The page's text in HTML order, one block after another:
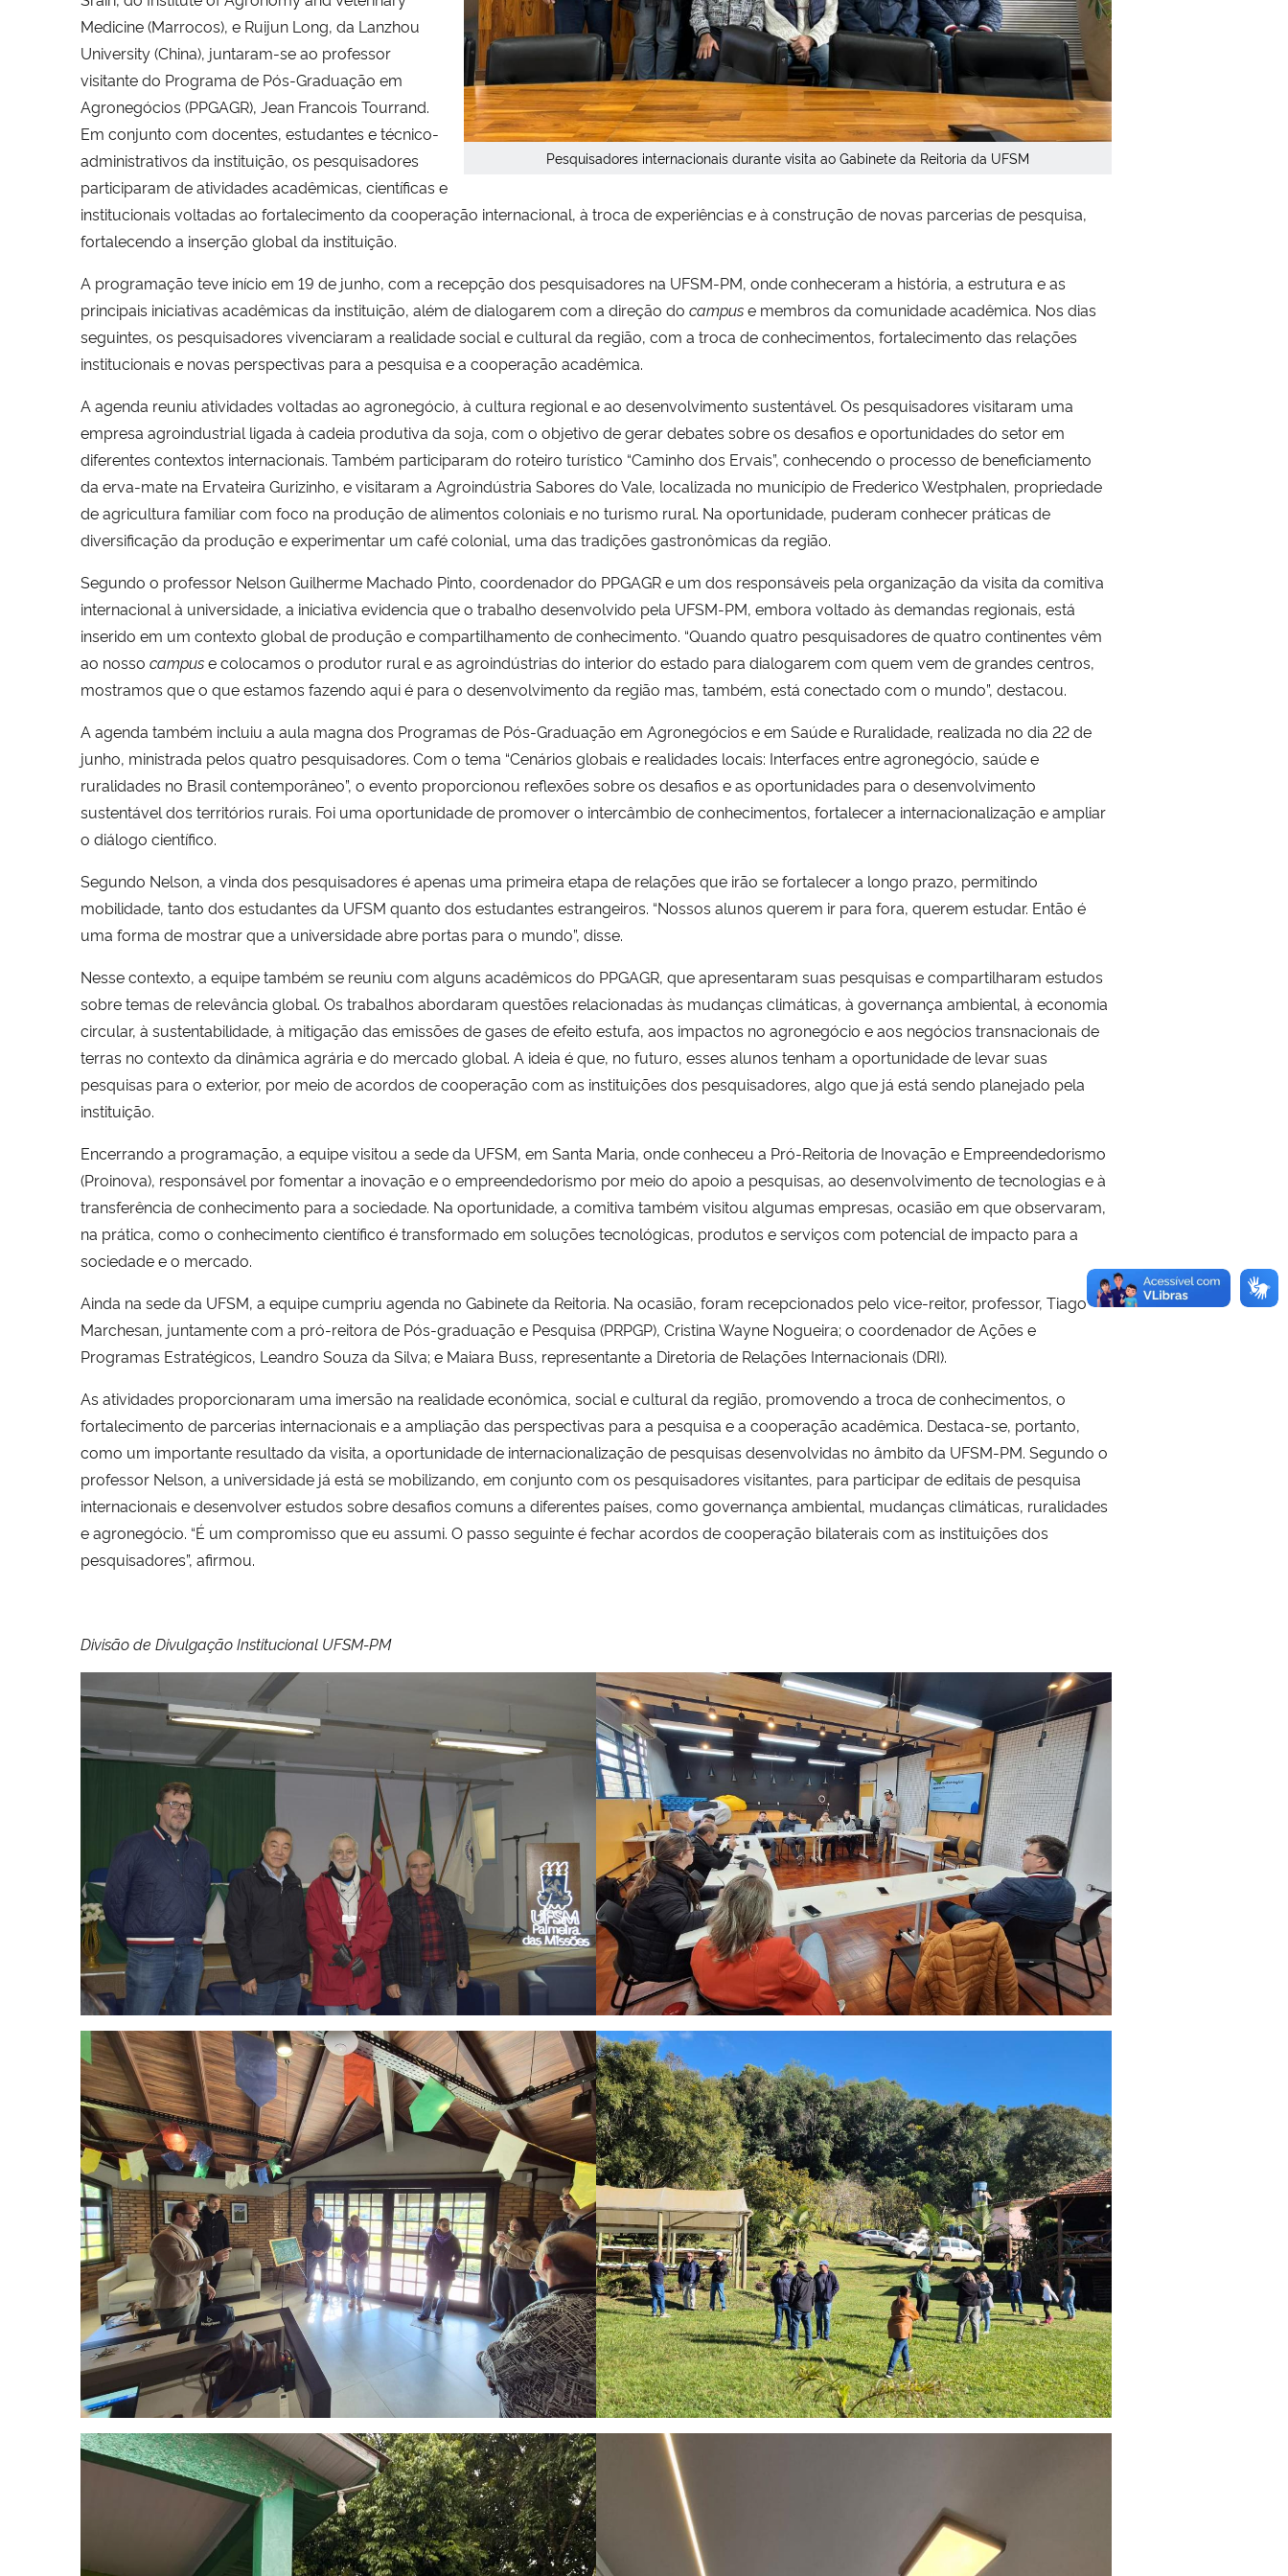
Pesquisadores internacionais durante visita ao Gabinete da Reitoria da UFSM
Medicine (Marrocos), e Ruijun Long, da Lanzhou
University (China), juntaram-se ao professor
visitante do Programa de Pós-Graduação em
Agronegócios (PPGAGR), Jean Francois Tourrand.
Em conjunto com docentes, estudantes e técnico-
administrativos da instituição, os pesquisadores
participaram de atividades acadêmicas, científicas e
institucionais voltadas ao fortalecimento da cooperação internacional, à troca de experiências e à construção de novas parcerias de pesquisa,
fortalecendo a inserção global da instituição.
A programação teve início em 19 de junho, com a recepção dos pesquisadores na UFSM-PM, onde conheceram a história, a estrutura e as
principais iniciativas acadêmicas da instituição, além de dialogarem com a direção do campuse membros da comunidade acadêmica. Nos dias
seguintes, os pesquisadores vivenciaram a realidade social e cultural da região, com a troca de conhecimentos, fortalecimento das relações
institucionais e novas perspectivas para a pesquisa e a cooperação acadêmica.
A agenda reuniu atividades voltadas ao agronegócio, à cultura regional e ao desenvolvimento sustentável. Os pesquisadores visitaram uma
empresa agroindustrial ligada à cadeia produtiva da soja, com o objetivo de gerar debates sobre os desafios e oportunidades do setor em
diferentes contextos internacionais. Também participaram do roteiro turístico “Caminho dos Ervais”, conhecendo o processo de beneficiamento
da erva-mate na Ervateira Gurizinho, e visitaram a Agroindústria Sabores do Vale, localizada no município de Frederico Westphalen, propriedade
de agricultura familiar com foco na produção de alimentos coloniais e no turismo rural. Na oportunidade, puderam conhecer práticas de
diversificação da produção e experimentar um café colonial, uma das tradições gastronômicas da região.
Segundo o professor NelsonGuilherme Machado Pinto, coordenador do PPGAGR e um dos responsáveis pela organização da visita da comitiva
internacional à universidade, a iniciativa evidencia que o trabalho desenvolvido pela UFSM-PM, embora voltado às demandas regionais, está
inserido em um contexto global de produção e compartilhamento de conhecimento. “Quando quatro pesquisadores de quatro continentes vêm
ao nosso campuse colocamos o produtor rural e as agroindústrias do interior do estado para dialogarem com quem vem de grandes centros,
mostramos que o que estamos fazendo aqui é para o desenvolvimento da região mas, também, está conectado com o mundo”, destacou.
A agenda também incluiu a aula magna dos Programas de Pós-Graduação em Agronegócios e em Saúde e Ruralidade, realizada no dia 22 de
junho, ministrada pelos quatro pesquisadores. Com o tema “Cenários globais e realidades locais: Interfaces entre agronegócio, saúde e
ruralidades no Brasil contemporâneo”, o evento proporcionou reflexões sobre os desafios e as oportunidades para o desenvolvimento
sustentável dos territórios rurais. Foi uma oportunidade de promover o intercâmbio de conhecimentos, fortalecer a internacionalização e ampliar
o diálogo científico.
Segundo Nelson, a vinda dos pesquisadores é apenas uma primeira etapa de relações que irão se fortalecer a longo prazo, permitindo
mobilidade, tanto dos estudantes da UFSM quanto dos estudantes estrangeiros. “Nossos alunos querem ir para fora, querem estudar. Então é
uma forma de mostrar que a universidade abre portas para o mundo”, disse.
Nesse contexto, a equipe também se reuniu com alguns acadêmicos do PPGAGR, que apresentaram suas pesquisas e compartilharam estudos
sobre temas de relevância global. Os trabalhos abordaram questões relacionadas às mudanças climáticas, à governança ambiental, à economia
circular, à sustentabilidade, à mitigação das emissões de gases de efeito estufa, aos impactos no agronegócio e aos negócios transnacionais de
terras no contexto da dinâmica agrária e do mercado global. A ideia é que, no futuro, esses alunos tenham a oportunidade de levar suas
pesquisas para o exterior, por meio de acordos de cooperação com as instituições dos pesquisadores, algo que já está sendo planejado pela
instituição.
Encerrando a programação, a equipe visitou a sede da UFSM, em Santa Maria, onde conheceu a Pró-Reitoria de Inovação e Empreendedorismo
(Proinova), responsável por fomentar a inovação e o empreendedorismo por meio do apoio a pesquisas, ao desenvolvimento de tecnologias e à
transferência de conhecimento para a sociedade. Na oportunidade, a comitiva também visitou algumas empresas, ocasião em que observaram,
na prática, como o conhecimento científico é transformado em soluções tecnológicas, produtos e serviços com potencial de impacto para a
sociedade e o mercado.
Ainda na sede da UFSM, a equipe cumpriu agenda no Gabinete da Reitoria. Na ocasião, foram recepcionados pelo vice-reitor, professor, Tiago
Marchesan, juntamente com a pró-reitora de Pós-graduação e Pesquisa (PRPGP), Cristina Wayne Nogueira; o coordenador de Ações e
Programas Estratégicos, Leandro Souza da Silva;e Maiara Buss, representante a Diretoria de Relações Internacionais (DRI).
As atividades proporcionaram uma imersão na realidade econômica, social e cultural da região, promovendo a troca de conhecimentos, o
fortalecimento de parcerias internacionais e a ampliação das perspectivas para a pesquisa e a cooperação acadêmica. Destaca-se, portanto,
como um importante resultado da visita, a oportunidade de internacionalização de pesquisas desenvolvidas no âmbito da UFSM-PM. Segundo o
professor Nelson, a universidade já está se mobilizando, em conjunto com os pesquisadores visitantes, para participar de editais de pesquisa
internacionais e desenvolver estudos sobre desafios comuns a diferentes países, como governança ambiental, mudanças climáticas, ruralidades
e agronegócio. “É um compromisso que eu assumi. O passo seguinte é fechar acordos de cooperação bilaterais com as instituições dos
pesquisadores”, afirmou.
Divisão de Divulgação Institucional UFSM-PM